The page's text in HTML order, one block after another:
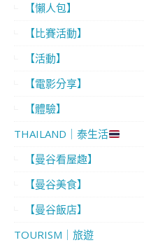
【懶人包】
【比賽活動】
【活動】
【電影分享】
【體驗】
THAILAND｜泰生活
【曼谷看屋趣】
【曼谷美食】
【曼谷飯店】
TOURISM｜旅遊